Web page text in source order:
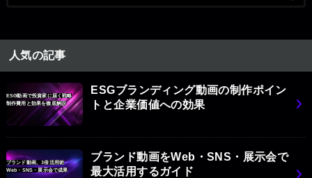
人気の記事
ESG動画で投資家に届く戦略
制作費用と効果を徹底解説
ESGブランディング動画の制作ポイン
トと企業価値への効果
ブランド動画、3倍活用術
Web・SNS・展示会で成果
ブランド動画をWeb・SNS・展示会で
最大活用するガイド